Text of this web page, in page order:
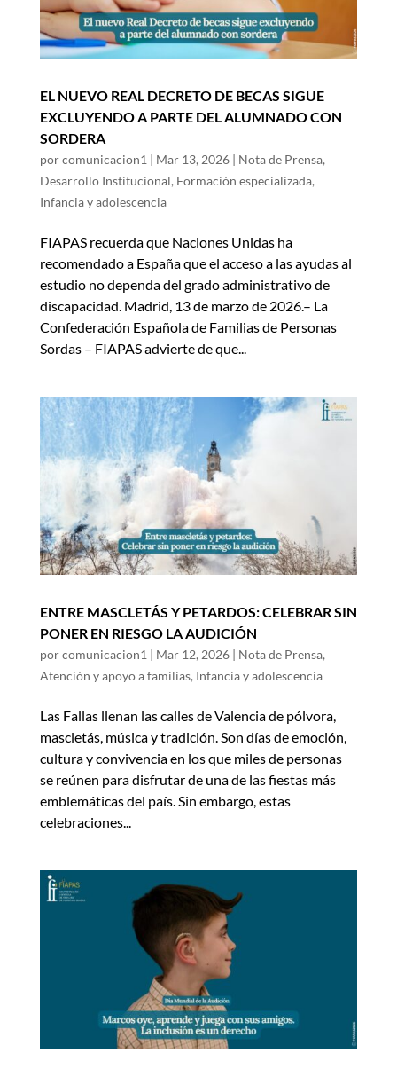
EL NUEVO REAL DECRETO DE BECAS SIGUE
EXCLUYENDO A PARTE DEL ALUMNADO CON
SORDERA
porcomunicacion1 | Mar 13, 2026| Nota de Prensa,
Desarrollo Institucional, Formación especializada,
Infancia y adolescencia
FIAPAS recuerda que Naciones Unidas ha
recomendado a España que el acceso a las ayudas al
estudio no dependa del grado administrativo de
discapacidad. Madrid, 13 de marzo de 2026.– La
Confederación Española de Familias de Personas
Sordas – FIAPAS advierte de que...
ENTRE MASCLETÁS Y PETARDOS: CELEBRAR SIN
PONER EN RIESGO LA AUDICIÓN
porcomunicacion1 | Mar 12, 2026| Nota de Prensa,
Atención y apoyo a familias, Infancia y adolescencia
Las Fallas llenan las calles de Valencia de pólvora,
mascletás, música y tradición. Son días de emoción,
cultura y convivencia en los que miles de personas
se reúnen para disfrutar de una de las fiestas más
emblemáticas del país. Sin embargo, estas
celebraciones...